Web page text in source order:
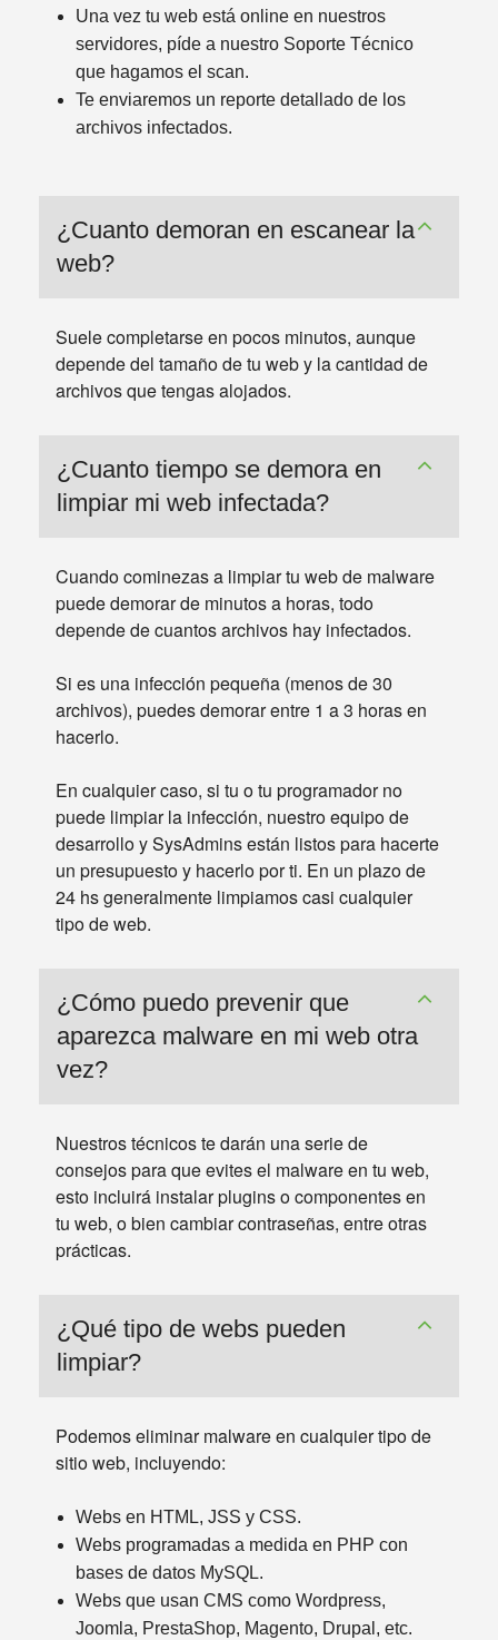
Una vez tu web está online en nuestros
servidores, píde a nuestro Soporte Técnico
que hagamos el scan.
Te enviaremos un reporte detallado de los
archivos infectados.
¿Cuanto demoran en escanear la
web?
Suele completarse en pocos minutos, aunque
depende del tamaño de tu web y la cantidad de
archivos que tengas alojados.
¿Cuanto tiempo se demora en
limpiar mi web infectada?
Cuando cominezas a limpiar tu web de malware
puede demorar de minutos a horas, todo
depende de cuantos archivos hay infectados.
Si es una infección pequeña (menos de 30
archivos), puedes demorar entre 1 a 3 horas en
hacerlo.
En cualquier caso, si tu o tu programador no
puede limpiar la infección, nuestro equipo de
desarrollo y SysAdmins están listos para hacerte
un presupuesto y hacerlo por ti. En un plazo de
24 hs generalmente limpiamos casi cualquier
tipo de web.
¿Cómo puedo prevenir que
aparezca malware en mi web otra
vez?
Nuestros técnicos te darán una serie de
consejos para que evites el malware en tu web,
esto incluirá instalar plugins o componentes en
tu web, o bien cambiar contraseñas, entre otras
prácticas.
¿Qué tipo de webs pueden
limpiar?
Podemos eliminar malware en cualquier tipo de
sitio web, incluyendo:
Webs en HTML, JSS y CSS.
Webs programadas a medida en PHP con
bases de datos MySQL.
Webs que usan CMS como Wordpress,
Joomla, PrestaShop, Magento, Drupal, etc.